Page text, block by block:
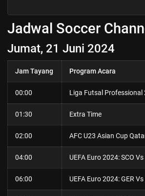
Jadwal Soccer
Jumat, 21 Juni 2024
Jam Tayang Program Acara
00:00 Liga Futsal Professional
01:30 Extra Time
02:00 AFC U23 Asian Cup
04:00 UEFA Euro 2024: SCO Vs
06:00 UEFA Euro 2024: GER Vs